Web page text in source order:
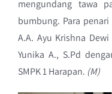
mengundang tawa
bumbung. Para
A.A. Ayu Krishna
Yunika A., S.Pd
SMPK 1 Harapan. (M)